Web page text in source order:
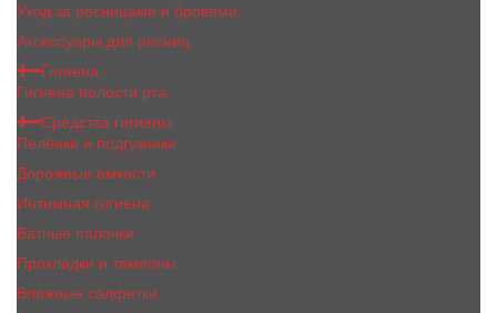
Уход за ресницами и бровями
Аксессуары для ресниц
Гигиена
Гигиена полости рта
Средства гигиены
Пелёнки и подгузники
Дорожные ёмкости
Интимная гигиена
Ватные палочки
Прокладки и тампоны
Влажные салфетки